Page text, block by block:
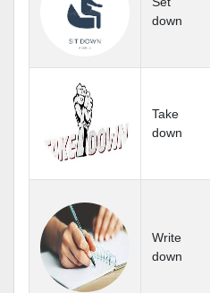
down
Take
down
Write
down